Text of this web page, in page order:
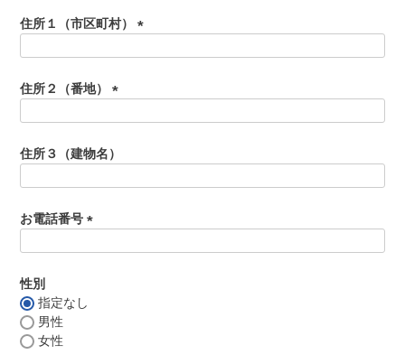
食べ方レシピ
レビュー一覧
ご予算から選ぶ
牛肉部位一覧
目録ギフト
商品券
須
)
住所１（市区町村）
)
住所２（番地）
須
)
住所３（建物名）
お電話番号
性別
指定なし
男性
女性